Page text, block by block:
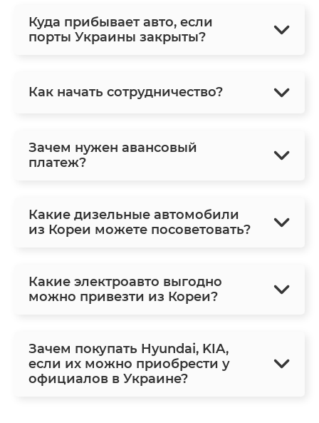
Куда прибывает авто, если
порты Украины закрыты?
Как начать сотрудничество?
Зачем нужен авансовый
платеж?
Какие дизельные автомобили
из Кореи можете посоветовать?
Какие электроавто выгодно
можно привезти из Кореи?
Зачем покупать Hyundai, KIA,
если их можно приобрести у
официалов в Украине?